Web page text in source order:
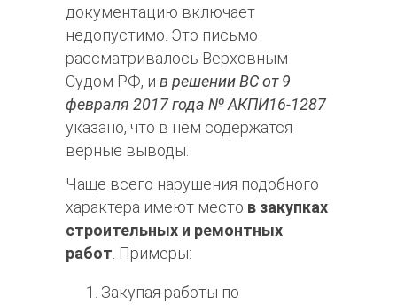
документацию включает
недопустимо. Это письмо
рассматривалось Верховным
Судом РФ, и в решении ВС от 9
февраля 2017 года № АКПИ16-1287
указано, что в нем содержатся
верные выводы.
Чаще всего нарушения подобного
характера имеют место в закупках
строительных и ремонтных
работ. Примеры:
Закупая работы по